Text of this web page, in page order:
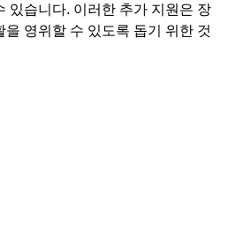
있습니다. 이러한 추가 지원은 장
영위할 수 있도록 돕기 위한 것